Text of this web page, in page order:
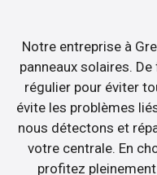
Notre entreprise à
panneaux solaires.
régulier pour éviter
évite les problèmes
nous détectons et
votre centrale. En
profitez